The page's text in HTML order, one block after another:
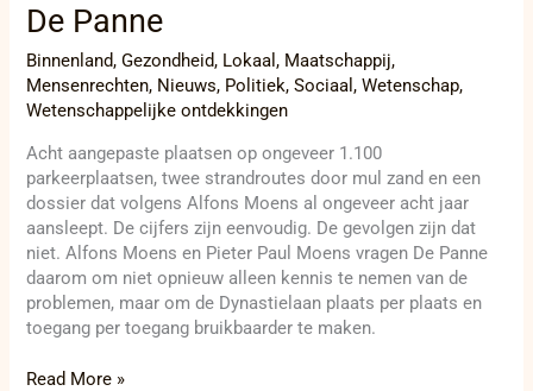
De Panne
Binnenland,Gezondheid, Lokaal, Maatschappij,
Mensenrechten, Nieuws, Politiek,Sociaal,Wetenschap,
Wetenschappelijke ontdekkingen
Acht aangepaste plaatsen op ongeveer 1.100
parkeerplaatsen, twee strandroutes door mul zand en een
dossier dat volgens Alfons Moens al ongeveer acht jaar
aansleept. De cijfers zijn eenvoudig. De gevolgen zijn dat
niet. Alfons Moens en Pieter Paul Moens vragen De Panne
daarom om niet opnieuw alleen kennis te nemen van de
problemen, maar om de Dynastielaan plaats per plaats en
toegang per toegang bruikbaarder te maken.
Read More »